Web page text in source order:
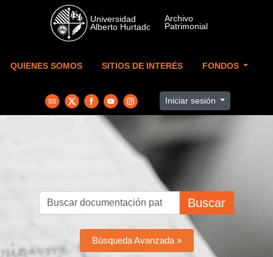
Skip to main content
QUIENES SOMOS SITIOS DE INTERÉS FONDOS
Iniciar sesión
Buscar
Búsqueda Avanzada »